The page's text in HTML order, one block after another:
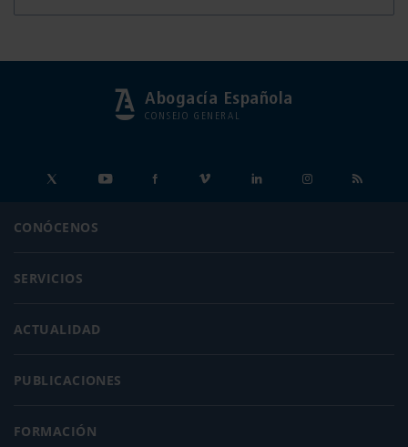
Abogacía Española
CONSEJO GENERAL
CONÓCENOS
SERVICIOS
ACTUALIDAD
PUBLICACIONES
FORMACIÓN